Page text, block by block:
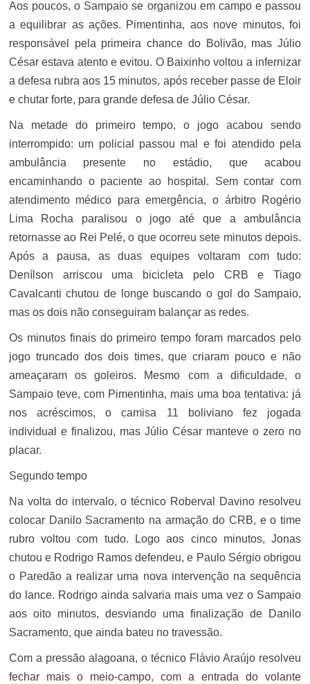
Aos poucos, o Sampaio se organizou em campo e passou
a equilibrar as ações. Pimentinha, aos nove minutos, foi
responsável pela primeira chance do Bolivão, mas Júlio
César estava atento e evitou. O Baixinho voltou a infernizar
a defesa rubra aos 15 minutos, após receber passe de Eloir
e chutar forte, para grande defesa de Júlio César.
Na metade do primeiro tempo, o jogo acabou sendo
interrompido: um policial passou mal e foi atendido pela
ambulância presente no estádio, que acabou
encaminhando o paciente ao hospital. Sem contar com
atendimento médico para emergência, o árbitro Rogério
Lima Rocha paralisou o jogo até que a ambulância
retornasse ao Rei Pelé, o que ocorreu sete minutos depois.
Após a pausa, as duas equipes voltaram com tudo:
Denílson arriscou uma bicicleta pelo CRB e Tiago
Cavalcanti chutou de longe buscando o gol do Sampaio,
mas os dois não conseguiram balançar as redes.
Os minutos finais do primeiro tempo foram marcados pelo
jogo truncado dos dois times, que criaram pouco e não
ameaçaram os goleiros. Mesmo com a dificuldade, o
Sampaio teve, com Pimentinha, mais uma boa tentativa: já
nos acréscimos, o camisa 11 boliviano fez jogada
individual e finalizou, mas Júlio César manteve o zero no
placar.
Segundo tempo
Na volta do intervalo, o técnico Roberval Davino resolveu
colocar Danilo Sacramento na armação do CRB, e o time
rubro voltou com tudo. Logo aos cinco minutos, Jonas
chutou e Rodrigo Ramos defendeu, e Paulo Sérgio obrigou
o Paredão a realizar uma nova intervenção na sequência
do lance. Rodrigo ainda salvaria mais uma vez o Sampaio
aos oito minutos, desviando uma finalização de Danilo
Sacramento, que ainda bateu no travessão.
Com a pressão alagoana, o técnico Flávio Araújo resolveu
fechar mais o meio-campo, com a entrada do volante